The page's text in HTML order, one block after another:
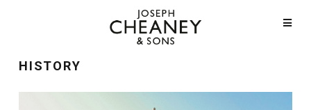
HISTORY